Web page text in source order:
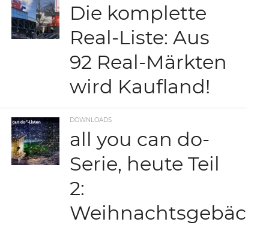
Die komplette
Real-Liste: Aus
92 Real-Märkten
wird Kaufland!
DOWNLOADS
all you can do-
Serie, heute Teil
2:
Weihnachtsgebäck